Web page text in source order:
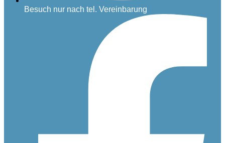
Besuch nur nach tel. Vereinbarung